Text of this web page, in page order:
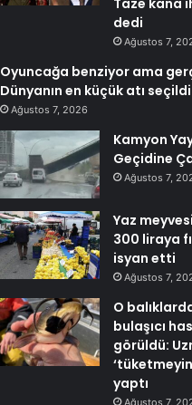
Taze kana
dedi
Ağustos 7,
Oyuncağa benziyor ama
Dünyanın en küçük atı seçildi
Ağustos 7, 2026
Kamyon
Geçidine
Ağustos 7,
Yaz
300 liraya
isyan etti
Ağustos 7,
O
bulaşıcı
görüldü:
yaptı
Ağustos 7,